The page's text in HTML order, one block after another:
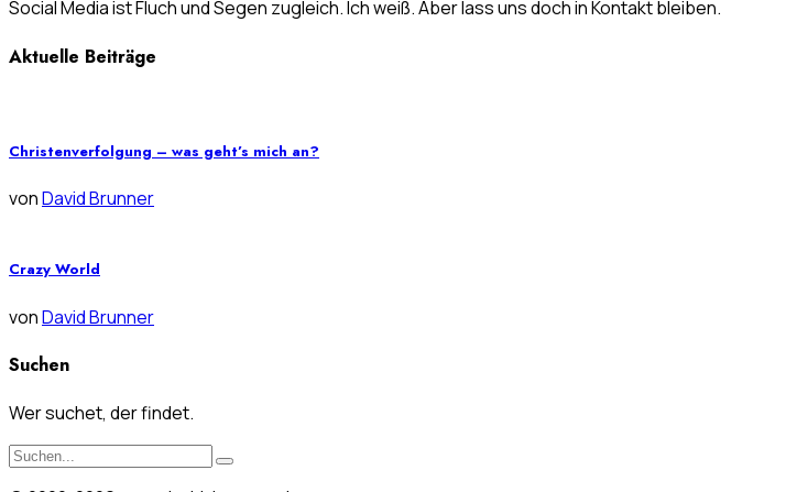
Social Media ist Fluch und Segen zugleich. Ich weiß. Aber lass uns doch in Kontakt bleiben.
Aktuelle Beiträge
Christenverfolgung – was geht’s mich an?
vonDavid Brunner
Crazy World
vonDavid Brunner
Suchen
Wer suchet, der findet.